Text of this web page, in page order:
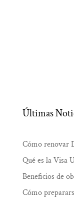
Últimas
Cómo renovar
Qué es la Visa
Beneficios de
Cómo